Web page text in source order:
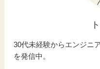
30代未経験からエンジニ
を発信中。